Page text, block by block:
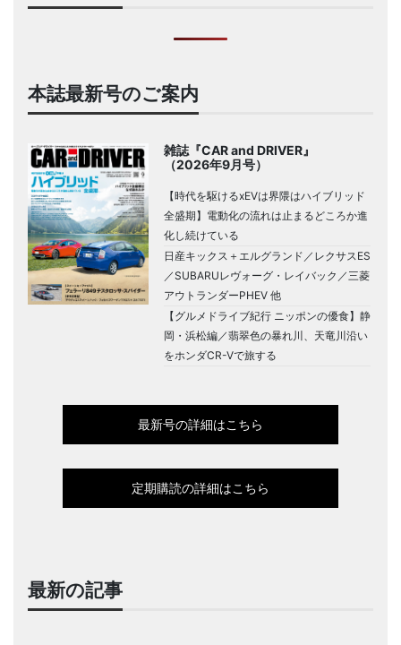
本誌最新号のご案内
雑誌『CAR and DRIVER』
（2026年9月号）
【時代を駆けるxEVは界隈はハイブリッド
全盛期】電動化の流れは止まるどころか進
化し続けている
日産キックス＋エルグランド／レクサスES
／SUBARUレヴォーグ・レイバック／三菱
アウトランダーPHEV 他
【グルメドライブ紀行 ニッポンの優食】静
岡・浜松編／翡翠色の暴れ川、天竜川沿い
をホンダCR-Vで旅する
最新号の詳細はこちら
定期購読の詳細はこちら
最新の記事